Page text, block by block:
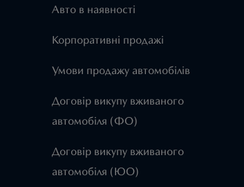
Авто в наявності
Корпоративні продажі
Умови продажу автомобілів
Договір викупу вживаного
автомобіля (ФО)
Договір викупу вживаного
автомобіля (ЮО)